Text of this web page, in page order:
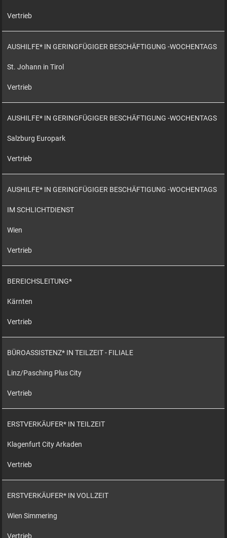
Vertrieb
AUSHILFE* IN GERINGFÜGIGER BESCHÄFTIGUNG -WOCHENTAGS
St. Johann in Tirol
Vertrieb
AUSHILFE* IN GERINGFÜGIGER BESCHÄFTIGUNG -WOCHENTAGS
Salzburg Europark
Vertrieb
AUSHILFE* IN GERINGFÜGIGER BESCHÄFTIGUNG -WOCHENTAGS
IM SCHLICHTDIENST
Wien
Vertrieb
BEREICHSLEITUNG*
Kärnten
Vertrieb
BÜROASSISTENZ* IN TEILZEIT - FILIALE
Linz/Pasching Plus City
Vertrieb
ERSTVERKÄUFER* IN TEILZEIT
Klagenfurt City Arkaden
Vertrieb
ERSTVERKÄUFER* IN VOLLZEIT
Wien Simmering
Vertrieb